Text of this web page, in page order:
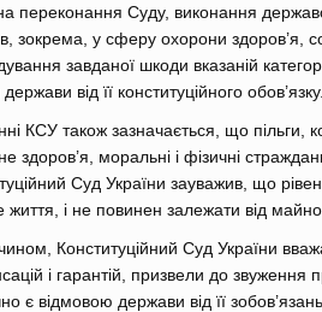
переконання Суду, виконання
зокрема, у сферу охорони здоров’я,
завданої шкоди вказаній
держави від її конституційного обов’язку.
КСУ також зазначається, що пільги,
здоров’я, моральні і фізичні
Суд України зауважив, що
життя, і не повинен залежати від
Конституційний Суд України
і гарантій, призвели до звуження
є відмовою держави від її